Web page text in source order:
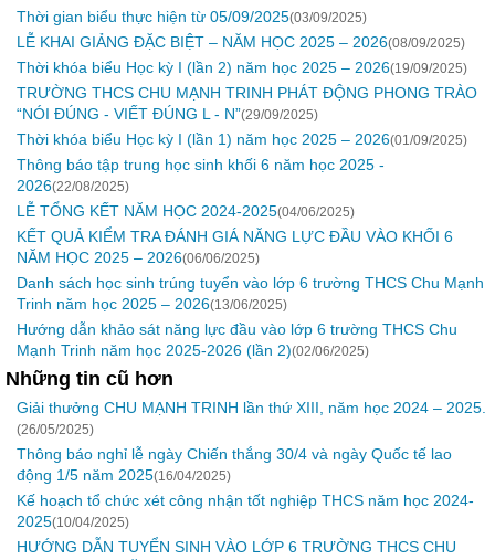
Thời gian biểu thực hiện từ 05/09/2025(03/09/2025)
LỄ KHAI GIẢNG ĐẶC BIỆT – NĂM HỌC 2025 – 2026(08/09/2025)
Thời khóa biểu Học kỳ I (lần 2) năm học 2025 – 2026(19/09/2025)
TRƯỜNG THCS CHU MẠNH TRINH PHÁT ĐỘNG PHONG TRÀO
“NÓI ĐÚNG - VIẾT ĐÚNG L - N”(29/09/2025)
Thời khóa biểu Học kỳ I (lần 1) năm học 2025 – 2026(01/09/2025)
Thông báo tập trung học sinh khối 6 năm học 2025 -
2026(22/08/2025)
LỄ TỔNG KẾT NĂM HỌC 2024-2025(04/06/2025)
KẾT QUẢ KIỂM TRA ĐÁNH GIÁ NĂNG LỰC ĐẦU VÀO KHỐI 6
NĂM HỌC 2025 – 2026(06/06/2025)
Danh sách học sinh trúng tuyển vào lớp 6 trường THCS Chu Mạnh
Trinh năm học 2025 – 2026(13/06/2025)
Hướng dẫn khảo sát năng lực đầu vào lớp 6 trường THCS Chu
Mạnh Trinh năm học 2025-2026 (lần 2)(02/06/2025)
Những tin cũ hơn
Giải thưởng CHU MẠNH TRINH lần thứ XIII, năm học 2024 – 2025.
(26/05/2025)
Thông báo nghỉ lễ ngày Chiến thắng 30/4 và ngày Quốc tế lao
động 1/5 năm 2025(16/04/2025)
Kế hoạch tổ chức xét công nhận tốt nghiệp THCS năm học 2024-
2025(10/04/2025)
HƯỚNG DẪN TUYỂN SINH VÀO LỚP 6 TRƯỜNG THCS CHU